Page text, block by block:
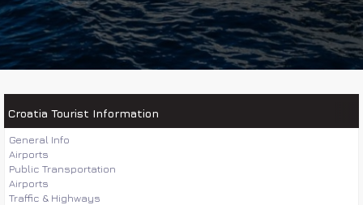
Croatia Tourist Information
General Info
Airports
Public Transportation
Airports
Traffic & Highways